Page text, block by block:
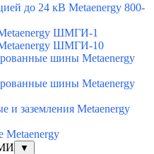
до 24 кВ Metaenergy 800-
ШМГИ-1
ШМГИ-10
шины Metaenergy
шины Metaenergy
и заземления Metaenergy
▼